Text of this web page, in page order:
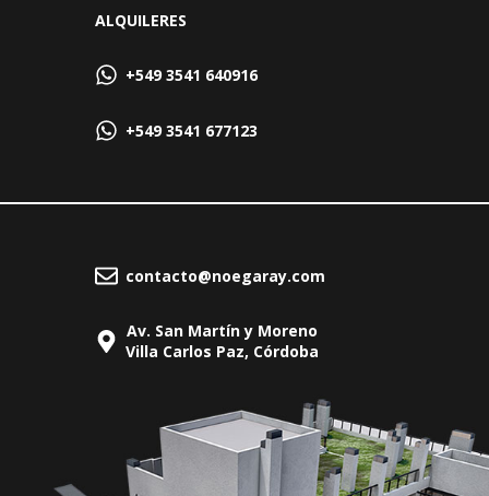
ALQUILERES
+549 3541 640916
+549 3541 677123
contacto@noegaray.com
Av. San Martín y Moreno
Villa Carlos Paz, Córdoba